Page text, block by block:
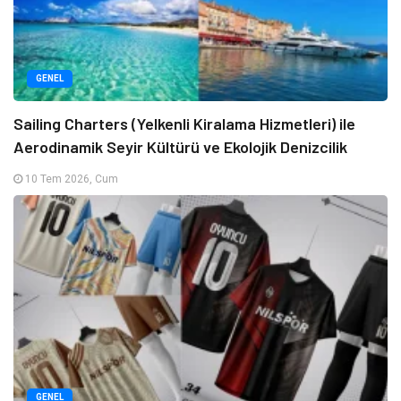
GENEL
Sailing Charters (Yelkenli Kiralama Hizmetleri) ile
Aerodinamik Seyir Kültürü ve Ekolojik Denizcilik
10 Tem 2026, Cum
GENEL